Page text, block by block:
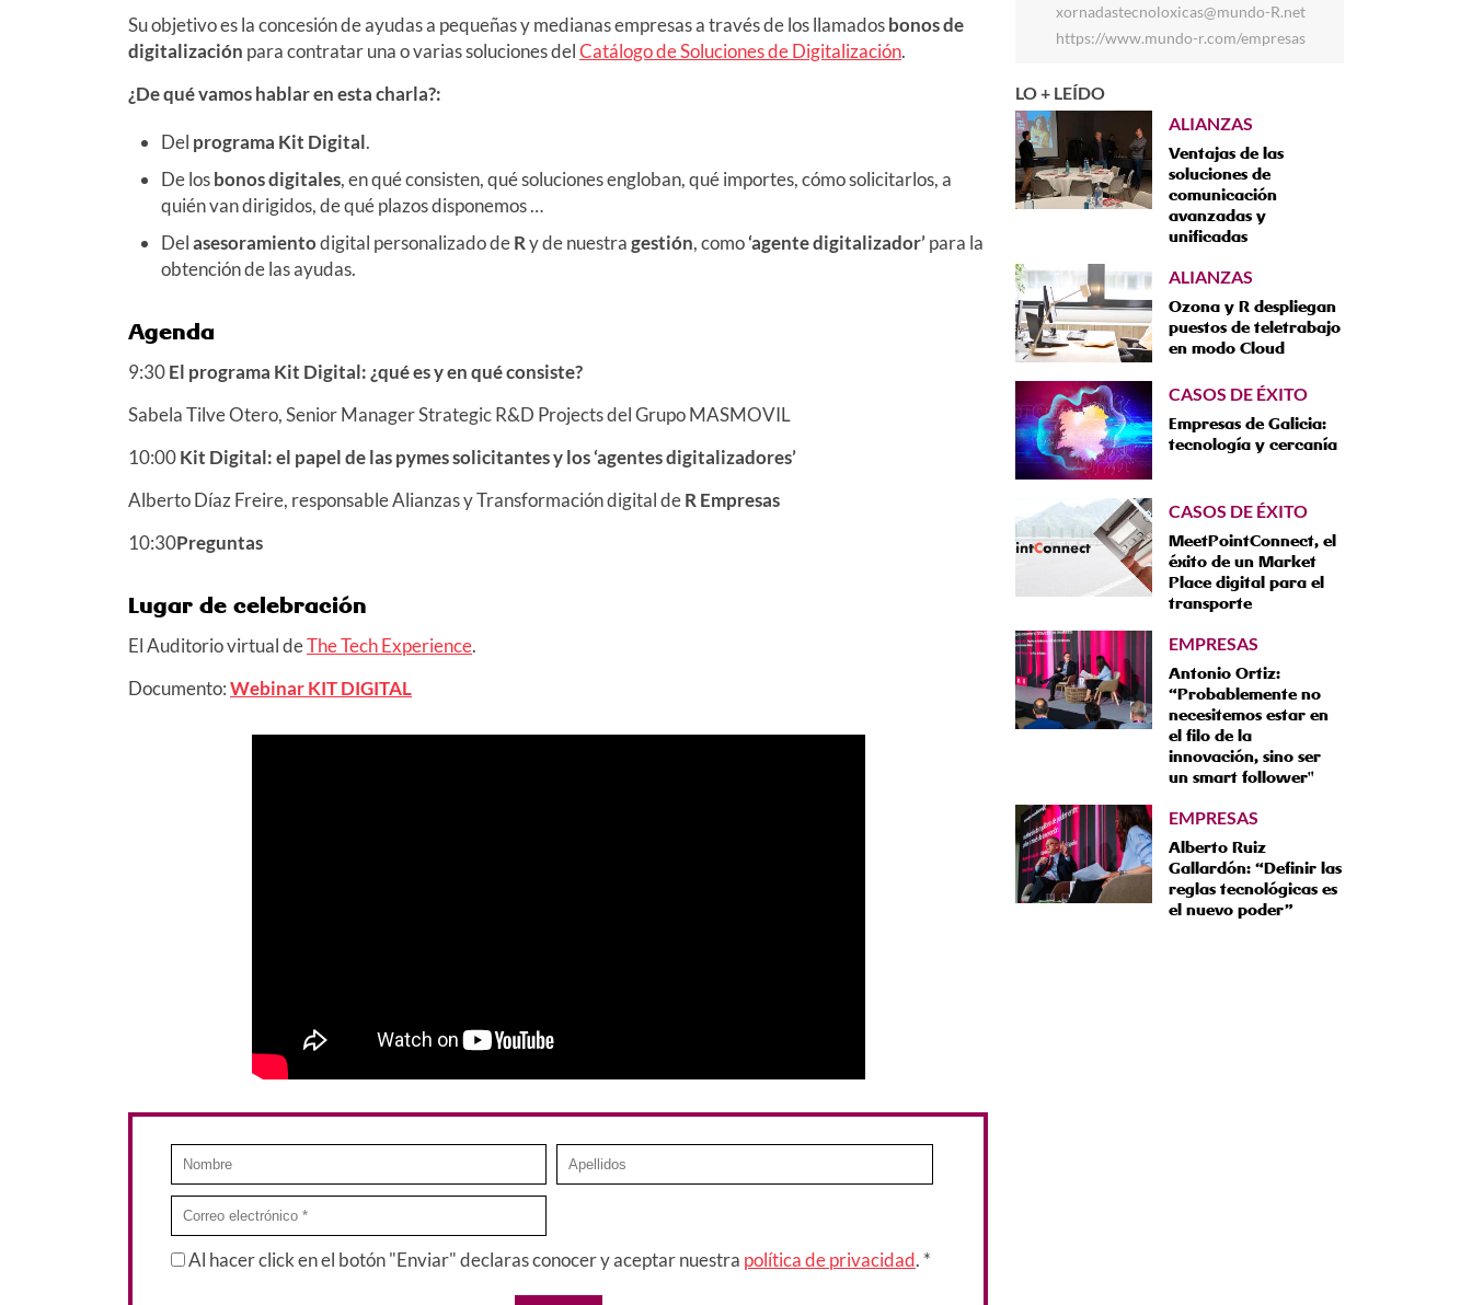
Su objetivo es la concesión de ayudas a pequeñas y medianas empresas a través de los llamadosbonos de
digitalización para contratar una o varias soluciones delCatálogo de Soluciones de Digitalización.
¿De qué vamos hablar en esta charla?:
Del programa Kit Digital.
De losbonos digitales, en qué consisten, qué soluciones engloban, qué importes, cómo solicitarlos, a
quién van dirigidos, de qué plazos disponemos …
Delasesoramientodigital personalizado deRy de nuestragestión, como‘agente digitalizador’para la
obtención de las ayudas.
Agenda
9:30El programa Kit Digital: ¿qué es y en qué consiste?
Sabela Tilve Otero, Senior Manager Strategic R&D Projects del Grupo MASMOVIL
10:00Kit Digital: el papel de las pymes solicitantes y los ‘agentes digitalizadores’
Alberto Díaz Freire, responsable Alianzas y Transformación digital deR Empresas
10:30Preguntas
Lugar de celebración
El Auditorio virtual deThe Tech Experience.
Documento:Webinar KIT DIGITAL
Al hacer click en el botón "Enviar" declaras conocer y aceptar nuestra política de privacidad. *
xornadastecnoloxicas@mundo-R.net
https://www.mundo-r.com/empresas
LO + LEÍDO
ALIANZAS
Ventajas de las
soluciones de
comunicación
avanzadas y
unificadas
ALIANZAS
Ozona y R despliegan
puestos de teletrabajo
en modo Cloud
CASOS DE ÉXITO
Empresas de Galicia:
tecnología y cercanía
CASOS DE ÉXITO
MeetPointConnect, el
éxito de un Market
Place digital para el
transporte
EMPRESAS
Antonio Ortiz:
“Probablemente no
necesitemos estar en
el filo de la
innovación, sino ser
un smart follower"
EMPRESAS
Alberto Ruiz
Gallardón: “Definir las
reglas tecnológicas es
el nuevo poder”